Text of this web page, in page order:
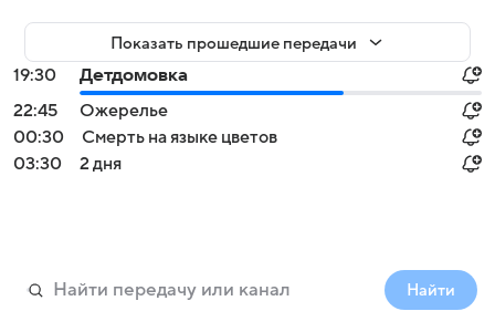
Показать прошедшие передачи
19:30
Детдомовка
22:45
Ожерелье
00:30
Смерть на языке цветов
03:30
2 дня
Найти